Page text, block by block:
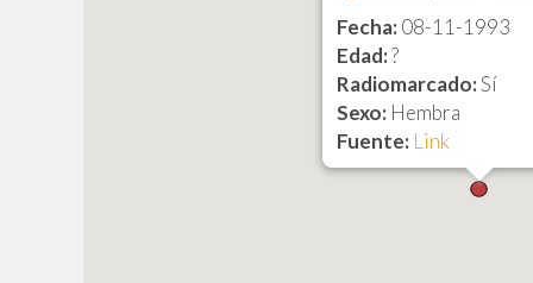
Fecha: 08-11-1993
Edad:?
Radiomarcado:Sí
Sexo: Hembra
Fuente: Link